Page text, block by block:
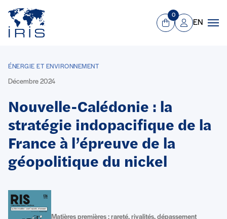
Aller au contenu principal
Panier
0
Mon compte
EN
ÉNERGIE ET ENVIRONNEMENT
Décembre 2024
Nouvelle-Calédonie : la
stratégie indopacifique de la
France à l’épreuve de la
géopolitique du nickel
Matières premières : rareté, rivalités, dépassement